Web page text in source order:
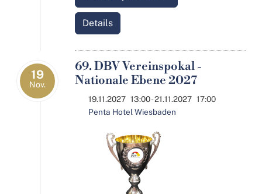
Details
19
Nov.
69. DBV Vereinspokal -
Nationale Ebene 2027
19.11.2027 13:00- 21.11.2027 17:00
Penta Hotel Wiesbaden